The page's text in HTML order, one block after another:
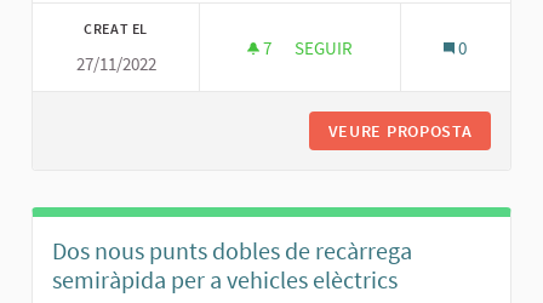
CREAT EL
27/11/2022
7 7 SEGUIDORES
SEGUIR 0
VEURE PROPOSTA
Dos nous punts dobles de recàrrega
semiràpida per a vehicles elèctrics